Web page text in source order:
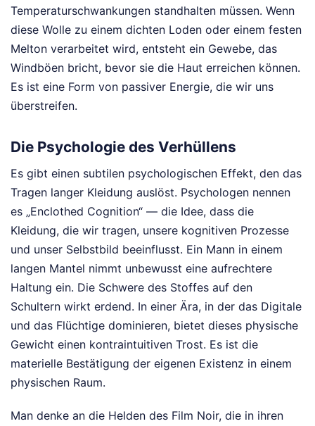
Temperaturschwankungen standhalten müssen. Wenn
diese Wolle zu einem dichten Loden oder einem festen
Melton verarbeitet wird, entsteht ein Gewebe, das
Windböen bricht, bevor sie die Haut erreichen können.
Es ist eine Form von passiver Energie, die wir uns
überstreifen.
Die Psychologie des Verhüllens
Es gibt einen subtilen psychologischen Effekt, den das
Tragen langer Kleidung auslöst. Psychologen nennen
es „Enclothed Cognition“ — die Idee, dass die
Kleidung, die wir tragen, unsere kognitiven Prozesse
und unser Selbstbild beeinflusst. Ein Mann in einem
langen Mantel nimmt unbewusst eine aufrechtere
Haltung ein. Die Schwere des Stoffes auf den
Schultern wirkt erdend. In einer Ära, in der das Digitale
und das Flüchtige dominieren, bietet dieses physische
Gewicht einen kontraintuitiven Trost. Es ist die
materielle Bestätigung der eigenen Existenz in einem
physischen Raum.
Man denke an die Helden des Film Noir, die in ihren